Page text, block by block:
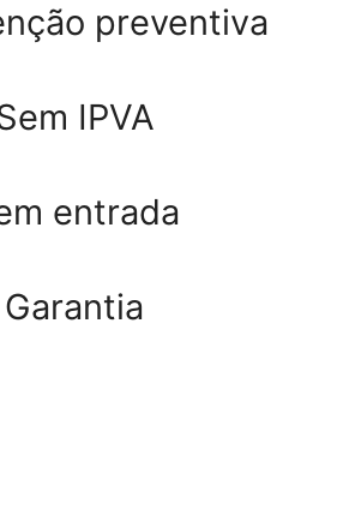
preventiva
IPVA
entrada
Garantia